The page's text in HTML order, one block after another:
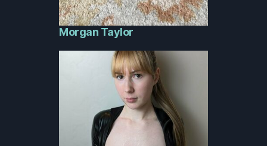
Morgan Taylor